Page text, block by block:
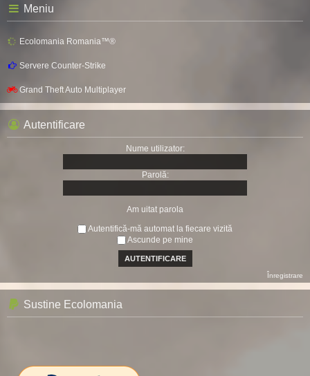
Meniu
Ecolomania Romania™®
Servere Counter-Strike
Grand Theft Auto Multiplayer
Autentificare
Nume utilizator:
Parolă:
Am uitat parola
Autentifică-mă automat la fiecare vizită
Ascunde pe mine
Înregistrare
Sustine Ecolomania